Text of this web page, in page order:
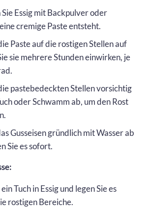
Essig mit Backpulver oder
cremige Paste entsteht.
Paste auf die rostigen Stellen auf
sie mehrere Stunden einwirken, je
pastebedeckten Stellen vorsichtig
oder Schwamm ab, um den Rost
Gusseisen gründlich mit Wasser ab
Sie es sofort.
Tuch in Essig und legen Sie es
rostigen Bereiche.